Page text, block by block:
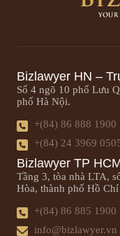
Bizlawyer HN –
Số 4 ngõ 10 phố Lưu
phố Hà Nội.
+(84) 86 888 1900
+(84) 24 3969
Bizlawyer TP
Tầng 3, tòa nhà LTA,
Hòa, thành phố Hồ
+(84) 86 885 1900
info@bizlawyer.vn